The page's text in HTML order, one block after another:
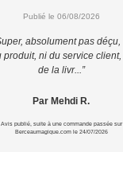
Publié le 06/08/2026
absolument pas déçu,
produit, ni du service
de la livr...”
Par Mehdi R.
Avis publié, suite à une commande passée sur
Berceaumagique.com le 24/07/2026